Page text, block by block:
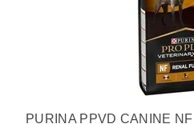
PURINA PPVD CANINE